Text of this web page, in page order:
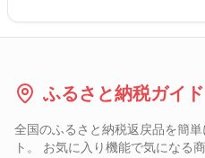
ふるさと納税ガイド
全国のふるさと納税返戻品を簡
ト。 お気に入り機能で気になる